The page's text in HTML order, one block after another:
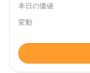
本日の価値
変動